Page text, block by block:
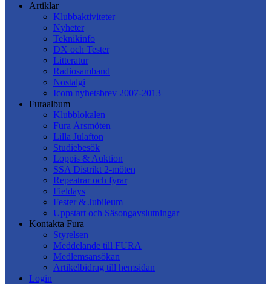
Artiklar
Klubbaktiviteter
Nyheter
Teknikinfo
DX och Tester
Litteratur
Radiosamband
Nostalgi
Icom nyhetsbrev 2007-2013
Furaalbum
Klubblokalen
Fura Årsmöten
Lilla Julafton
Studiebesök
Loppis & Auktion
SSA Distrikt 2-möten
Repeatrar och fyrar
Fieldays
Fester & Jubileum
Uppstart och Säsongavslutningar
Kontakta Fura
Styrelsen
Meddelande till FURA
Medlemsansökan
Artikelbidrag till hemsidan
Login